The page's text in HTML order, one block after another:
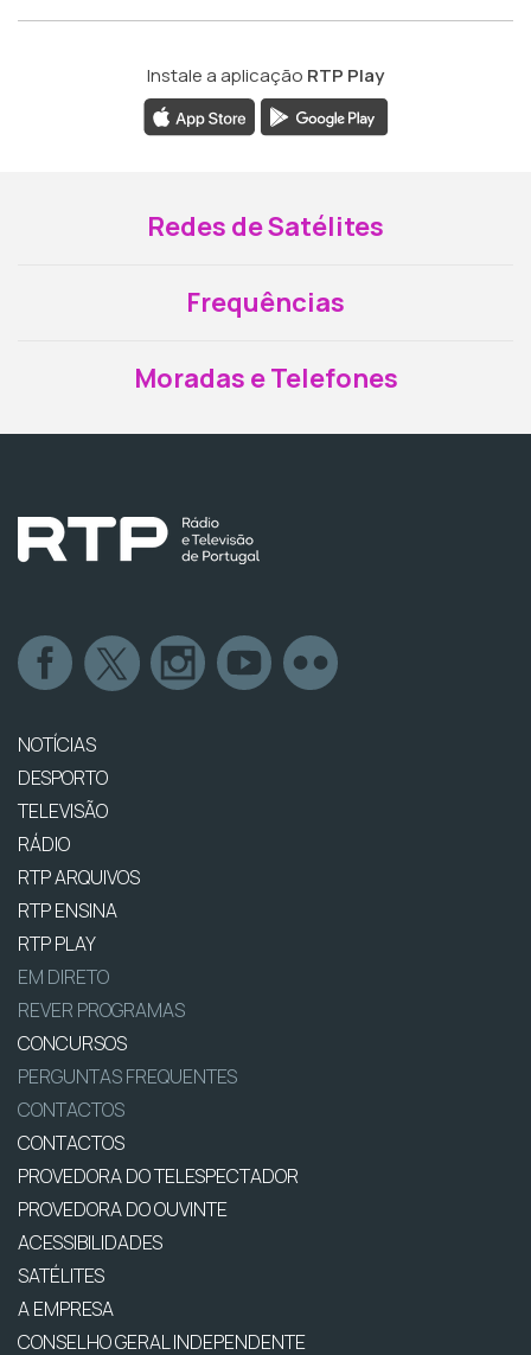
Instale a aplicação RTP Play
Redes de Satélites
Frequências
Moradas e Telefones
NOTÍCIAS
DESPORTO
TELEVISÃO
RÁDIO
RTP ARQUIVOS
RTP ENSINA
RTP PLAY
EM DIRETO
REVER PROGRAMAS
CONCURSOS
PERGUNTAS FREQUENTES
CONTACTOS
CONTACTOS
PROVEDORA DO TELESPECTADOR
PROVEDORA DO OUVINTE
ACESSIBILIDADES
SATÉLITES
A EMPRESA
CONSELHO GERAL INDEPENDENTE